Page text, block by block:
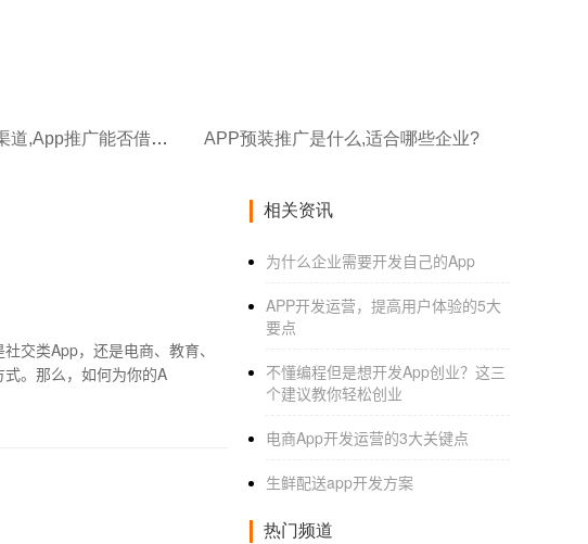
复用小程序推广渠道,App推广能否借势突围? APP预装推广是什么,适合哪些企业?
交类App，还是电商、教育、
。那么，如何为你的A
相关资讯
为什么企业需要开发自己的App
APP开发运营，提高用户体验的5大
要点
不懂编程但是想开发App创业？这三
个建议教你轻松创业
电商App开发运营的3大关键点
生鲜配送app开发方案
热门频道